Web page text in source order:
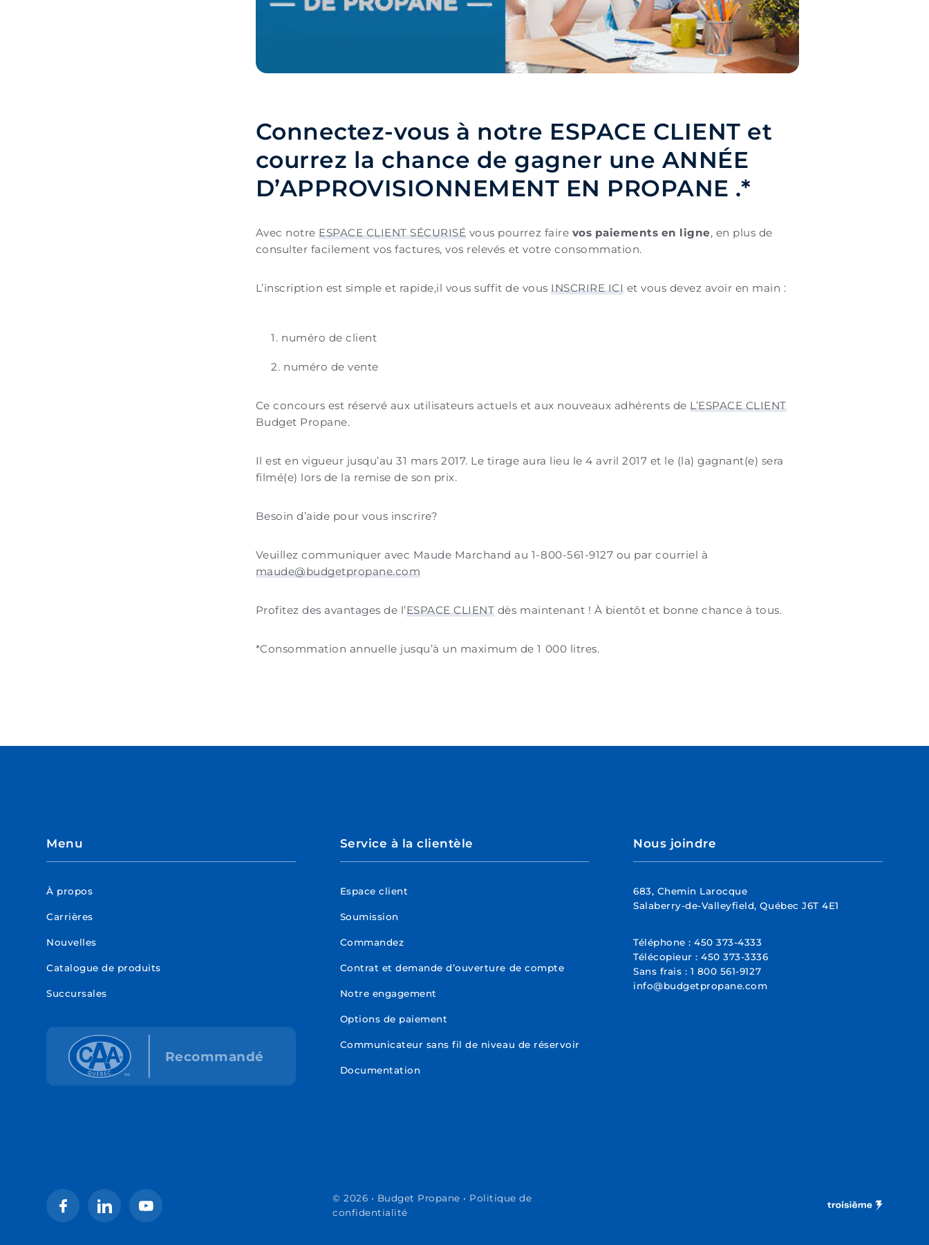
Connectez-vous à notre ESPACE CLIENT et
courrez la chance de gagner une ANNÉE
D’APPROVISIONNEMENT EN PROPANE .*
Avec notreESPACE CLIENT SÉCURISÉ vous pourrez faire vos paiements en ligne, en plus de
consulter facilement vos factures, vos relevés et votre consommation.
L’inscription est simple et rapide,il vous suffit de vousINSCRIRE ICI et vous devez avoir en main :
numéro de client
numéro de vente
Ce concours est réservé aux utilisateurs actuels et aux nouveaux adhérents deL’ESPACE CLIENT
Budget Propane.
Il est en vigueur jusqu’au 31 mars 2017. Le tirage aura lieu le 4 avril 2017 et le (la) gagnant(e) sera
filmé(e) lors de la remise de son prix.
Besoin d’aide pour vous inscrire?
Veuillez communiquer avec Maude Marchand au 1-800-561-9127 ou par courriel à
maude@budgetpropane.com
Profitez des avantages de l’ESPACE CLIENT dès maintenant ! À bientôt et bonne chance à tous.
*Consommation annuelle jusqu’à un maximum de 1 000 litres.
Menu
À propos
Carrières
Nouvelles
Catalogue de produits
Succursales
Service à la clientèle
Espace client
Soumission
Commandez
Contrat et demande d’ouverture de compte
Notre engagement
Options de paiement
Communicateur sans fil de niveau de réservoir
Documentation
Nous joindre
683, Chemin Larocque
Salaberry-de-Valleyfield, Québec J6T 4E1
Téléphone :450 373-4333
Télécopieur :450 373-3336
Sans frais : 1 800 561-9127
info@budgetpropane.com
© 2026 • Budget Propane • Politique de
confidentialité